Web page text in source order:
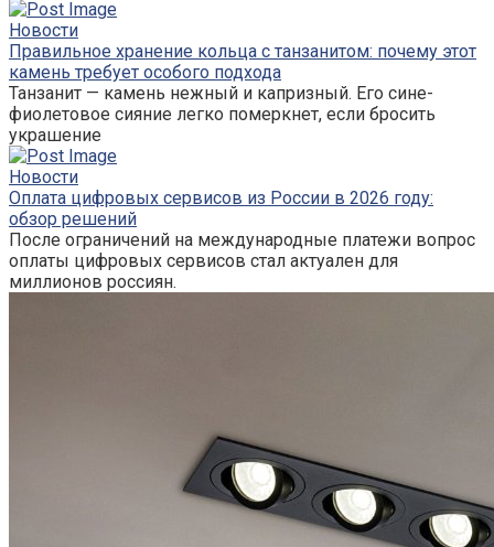
Новости
Правильное хранение кольца с танзанитом: почему этот
камень требует особого подхода
Танзанит — камень нежный и капризный. Его сине-
фиолетовое сияние легко померкнет, если бросить
украшение
Новости
Оплата цифровых сервисов из России в 2026 году:
обзор решений
После ограничений на международные платежи вопрос
оплаты цифровых сервисов стал актуален для
миллионов россиян.